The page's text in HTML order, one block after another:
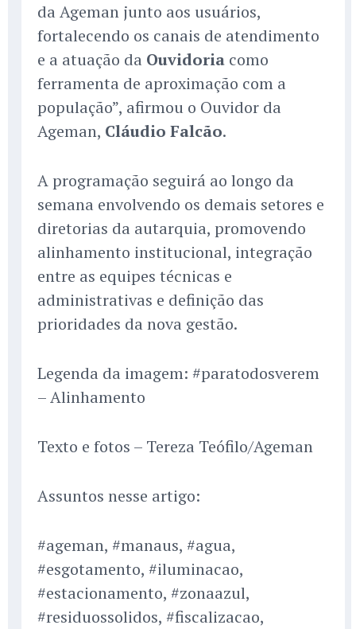
da Ageman junto aos usuários,
fortalecendo os canais de atendimento
e a atuação da Ouvidoria como
ferramenta de aproximação com a
população”, afirmou o Ouvidor da
Ageman, Cláudio Falcão.
A programação seguirá ao longo da
semana envolvendo os demais setores e
diretorias da autarquia, promovendo
alinhamento institucional, integração
entre as equipes técnicas e
administrativas e definição das
prioridades da nova gestão.
Legenda da imagem: #paratodosverem
– Alinhamento
Texto e fotos – Tereza Teófilo/Ageman
Assuntos nesse artigo:
#ageman, #manaus, #agua,
#esgotamento, #iluminacao,
#estacionamento, #zonaazul,
#residuossolidos, #fiscalizacao,